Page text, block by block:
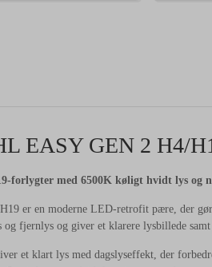
EASY GEN 2 H4/
forlygter med 6500K køligt hvidt lys og
H19 er en moderne LED-retrofit pære, der gør
og fjernlys og giver et klarere lysbillede samt
et klart lys med dagslyseffekt, der